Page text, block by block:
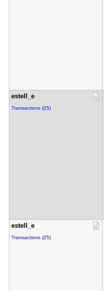
estell_e
Transactions (25)
estell_e
Transactions (25)